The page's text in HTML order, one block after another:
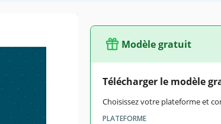
Modèle gratuit
Télécharger le modèle
Choisissez votre plateforme et
PLATEFORME